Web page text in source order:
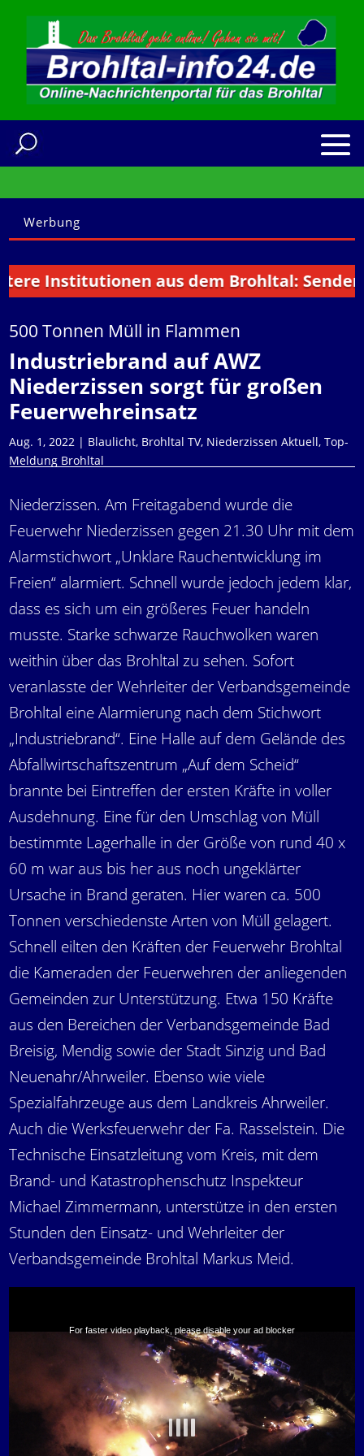
Werbung
aus dem Brohltal: Senden
500 Tonnen Müll in Flammen
Industriebrand auf AWZ
Niederzissen sorgt für großen
Feuerwehreinsatz
Aug. 1, 2022 | Blaulicht, Brohltal TV, Niederzissen Aktuell, Top-
Meldung Brohltal
Niederzissen. Am Freitagabend wurde die
Feuerwehr Niederzissen gegen 21.30 Uhr mit dem
Alarmstichwort „Unklare Rauchentwicklung im
Freien“ alarmiert. Schnell wurde jedoch jedem klar,
dass es sich um ein größeres Feuer handeln
musste. Starke schwarze Rauchwolken waren
weithin über das Brohltal zu sehen. Sofort
veranlasste der Wehrleiter der Verbandsgemeinde
Brohltal eine Alarmierung nach dem Stichwort
„Industriebrand“. Eine Halle auf dem Gelände des
Abfallwirtschaftszentrum „Auf dem Scheid“
brannte bei Eintreffen der ersten Kräfte in voller
Ausdehnung. Eine für den Umschlag von Müll
bestimmte Lagerhalle in der Größe von rund 40 x
60 m war aus bis her aus noch ungeklärter
Ursache in Brand geraten. Hier waren ca. 500
Tonnen verschiedenste Arten von Müll gelagert.
Schnell eilten den Kräften der Feuerwehr Brohltal
die Kameraden der Feuerwehren der anliegenden
Gemeinden zur Unterstützung. Etwa 150 Kräfte
aus den Bereichen der Verbandsgemeinde Bad
Breisig, Mendig sowie der Stadt Sinzig und Bad
Neuenahr/Ahrweiler. Ebenso wie viele
Spezialfahrzeuge aus dem Landkreis Ahrweiler.
Auch die Werksfeuerwehr der Fa. Rasselstein. Die
Technische Einsatzleitung vom Kreis, mit dem
Brand- und Katastrophenschutz Inspekteur
Michael Zimmermann, unterstütze in den ersten
Stunden den Einsatz- und Wehrleiter der
Verbandsgemeinde Brohltal Markus Meid.